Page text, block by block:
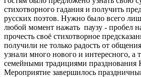
стихотворного гадания и получить
русских поэтов. Нужно было всего
любой момент нажать паузу - пробел
прочесть своё стихотворное
получили не только радость от
узнали много нового и интересного, а
семейными традициями празднования
Мероприятие завершилось